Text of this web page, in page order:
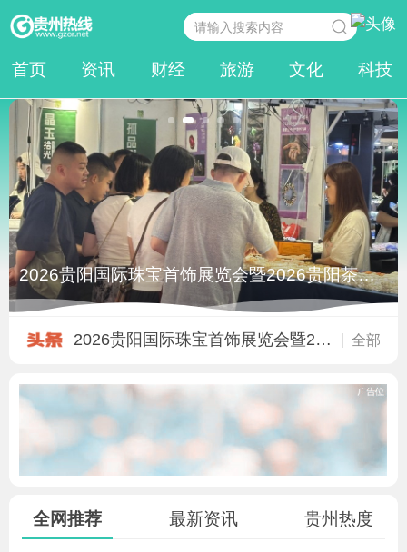
首页 资讯 财经 旅游 文化 科技
2026贵阳国际珠宝首饰展览会暨2026贵阳茶业博览
2026贵阳国际珠宝首饰展览会暨2026
10元也能取的“村银行”：守住了老
品虾田香米 享健康人生！黔村公司惠
最炫民族风！三都“村T” 在都柳江
贵州云峰屯堡“村T”大秀上演：时尚
纸为载体绣传千年！贵州村T上演国内
全部
全网推荐 最新资讯 贵州热度